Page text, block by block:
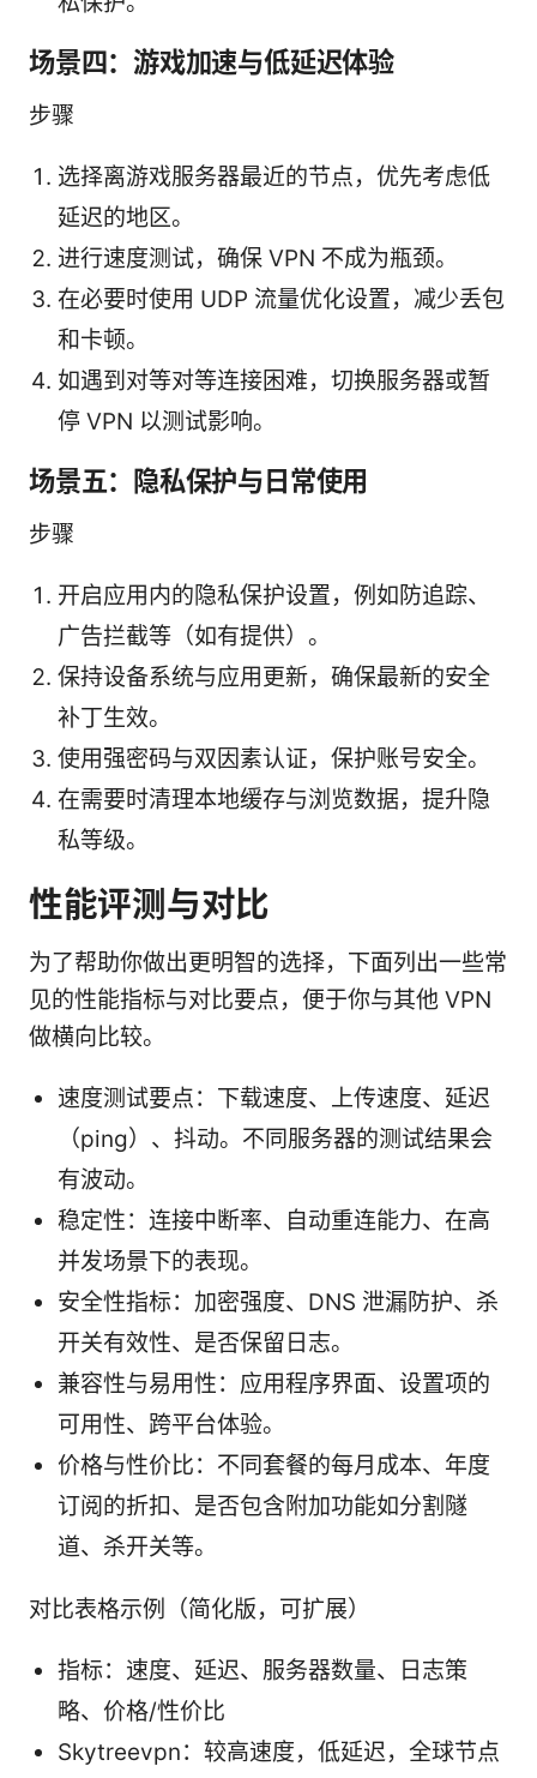
场景四：游戏加速与低延迟体验
步骤
选择离游戏服务器最近的节点，优先考虑低
延迟的地区。
进行速度测试，确保 VPN 不成为瓶颈。
在必要时使用 UDP 流量优化设置，减少丢包
和卡顿。
如遇到对等对等连接困难，切换服务器或暂
停 VPN 以测试影响。
场景五：隐私保护与日常使用
步骤
开启应用内的隐私保护设置，例如防追踪、
广告拦截等（如有提供）。
保持设备系统与应用更新，确保最新的安全
补丁生效。
使用强密码与双因素认证，保护账号安全。
在需要时清理本地缓存与浏览数据，提升隐
私等级。
性能评测与对比
为了帮助你做出更明智的选择，下面列出一些常
见的性能指标与对比要点，便于你与其他 VPN
做横向比较。
速度测试要点：下载速度、上传速度、延迟
（ping）、抖动。不同服务器的测试结果会
有波动。
稳定性：连接中断率、自动重连能力、在高
并发场景下的表现。
安全性指标：加密强度、DNS 泄漏防护、杀
开关有效性、是否保留日志。
兼容性与易用性：应用程序界面、设置项的
可用性、跨平台体验。
价格与性价比：不同套餐的每月成本、年度
订阅的折扣、是否包含附加功能如分割隧
道、杀开关等。
对比表格示例（简化版，可扩展）
指标：速度、延迟、服务器数量、日志策
略、价格/性价比
Skytreevpn：较高速度，低延迟，全球节点